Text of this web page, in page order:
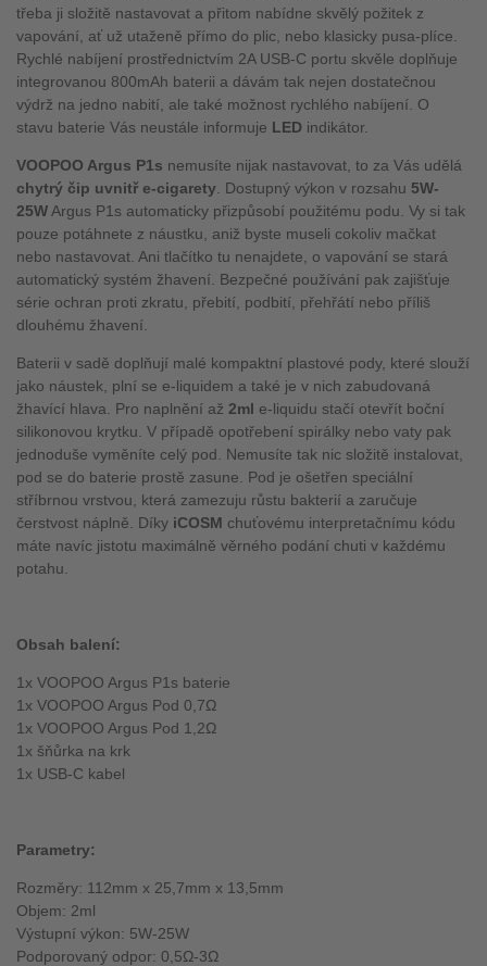
třeba ji složitě nastavovat a přitom nabídne skvělý požitek z
vapování, ať už utaženě přímo do plic, nebo klasicky pusa-plíce.
Rychlé nabíjení prostřednictvím 2A USB-C portu skvěle doplňuje
integrovanou 800mAh baterii a dávám tak nejen dostatečnou
výdrž na jedno nabití, ale také možnost rychlého nabíjení. O
stavu baterie Vás neustále informuje LED indikátor.
VOOPOO Argus P1s nemusíte nijak nastavovat, to za Vás udělá
chytrý čip uvnitř e-cigarety . Dostupný výkon v rozsahu 5W-
25W Argus P1s automaticky přizpůsobí použitému podu. Vy si tak
pouze potáhnete z náustku, aniž byste museli cokoliv mačkat
nebo nastavovat. Ani tlačítko tu nenajdete, o vapování se stará
automatický systém žhavení. Bezpečné používání pak zajišťuje
série ochran proti zkratu, přebití, podbití, přehřátí nebo příliš
dlouhému žhavení.
Baterii v sadě doplňují malé kompaktní plastové pody, které slouží
jako náustek, plní se e-liquidem a také je v nich zabudovaná
žhavící hlava. Pro naplnění až 2ml e-liquidu stačí otevřít boční
silikonovou krytku. V případě opotřebení spirálky nebo vaty pak
jednoduše vyměníte celý pod. Nemusíte tak nic složitě instalovat,
pod se do baterie prostě zasune. Pod je ošetřen speciální
stříbrnou vrstvou, která zamezuju růstu bakterií a zaručuje
čerstvost náplně. Díky iCOSM chuťovému interpretačnímu kódu
máte navíc jistotu maximálně věrného podání chuti v každému
potahu.
Obsah balení:
1x VOOPOO Argus P1s baterie
1x VOOPOO Argus Pod 0,7Ω
1x VOOPOO Argus Pod 1,2Ω
1x šňůrka na krk
1x USB-C kabel
Parametry:
Rozměry: 112mm x 25,7mm x 13,5mm
Objem: 2ml
Výstupní výkon: 5W-25W
Podporovaný odpor: 0,5Ω-3Ω